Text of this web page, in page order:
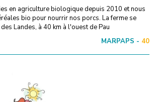
en agriculture biologique depuis 2010 et nous
bio pour nourrir nos porcs. La ferme se
Landes, à 40 km à l'ouest de Pau
MARPAPS - 40